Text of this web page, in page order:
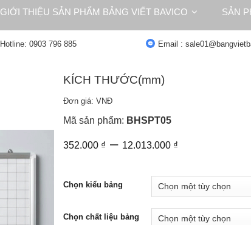
GIỚI THIỆU SẢN PHẨM BẢNG VIẾT BAVICO SẢN
Hotline: 0903 796 885 Email :
KÍCH THƯỚC(mm)
Đơn giá: VNĐ
Mã sản phẩm: BHSPT05
352.000 ₫ – 12.013.000 ₫Khoảng
từ
352.000 ₫
đến
12.013.000
Chọn kiểu bảng
Chọn chất liệu bảng